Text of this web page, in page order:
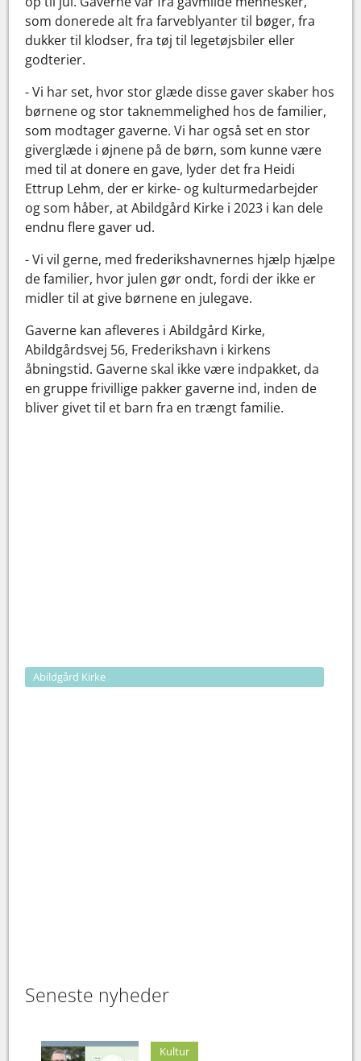
som donerede alt fra farveblyanter til bøger, fra
dukker til klodser, fra tøj til legetøjsbiler eller
godterier.
- Vi har set, hvor stor glæde disse gaver skaber hos
børnene og stor taknemmelighed hos de familier,
som modtager gaverne. Vi har også set en stor
giverglæde i øjnene på de børn, som kunne være
med til at donere en gave, lyder det fra Heidi
Ettrup Lehm, der er kirke- og kulturmedarbejder
og som håber, at Abildgård Kirke i 2023 i kan dele
endnu flere gaver ud.
- Vi vil gerne, med frederikshavnernes hjælp hjælpe
de familier, hvor julen gør ondt, fordi der ikke er
midler til at give børnene en julegave.
Gaverne kan afleveres i Abildgård Kirke,
Abildgårdsvej 56, Frederikshavn i kirkens
åbningstid. Gaverne skal ikke være indpakket, da
en gruppe frivillige pakker gaverne ind, inden de
bliver givet til et barn fra en trængt familie.
Abildgård Kirke
Seneste nyheder
Kultur